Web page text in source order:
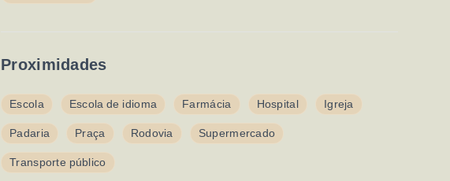
Proximidades
Escola Escola de idioma Farmácia Hospital Igreja
Padaria Praça Rodovia Supermercado
Transporte público